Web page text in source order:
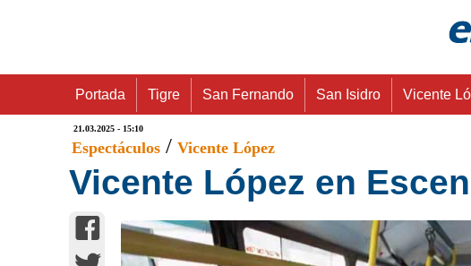
Portada Tigre San Fernando San Isidro Vicente
21.03.2025 - 15:10
Espectáculos / Vicente López
Vicente López en